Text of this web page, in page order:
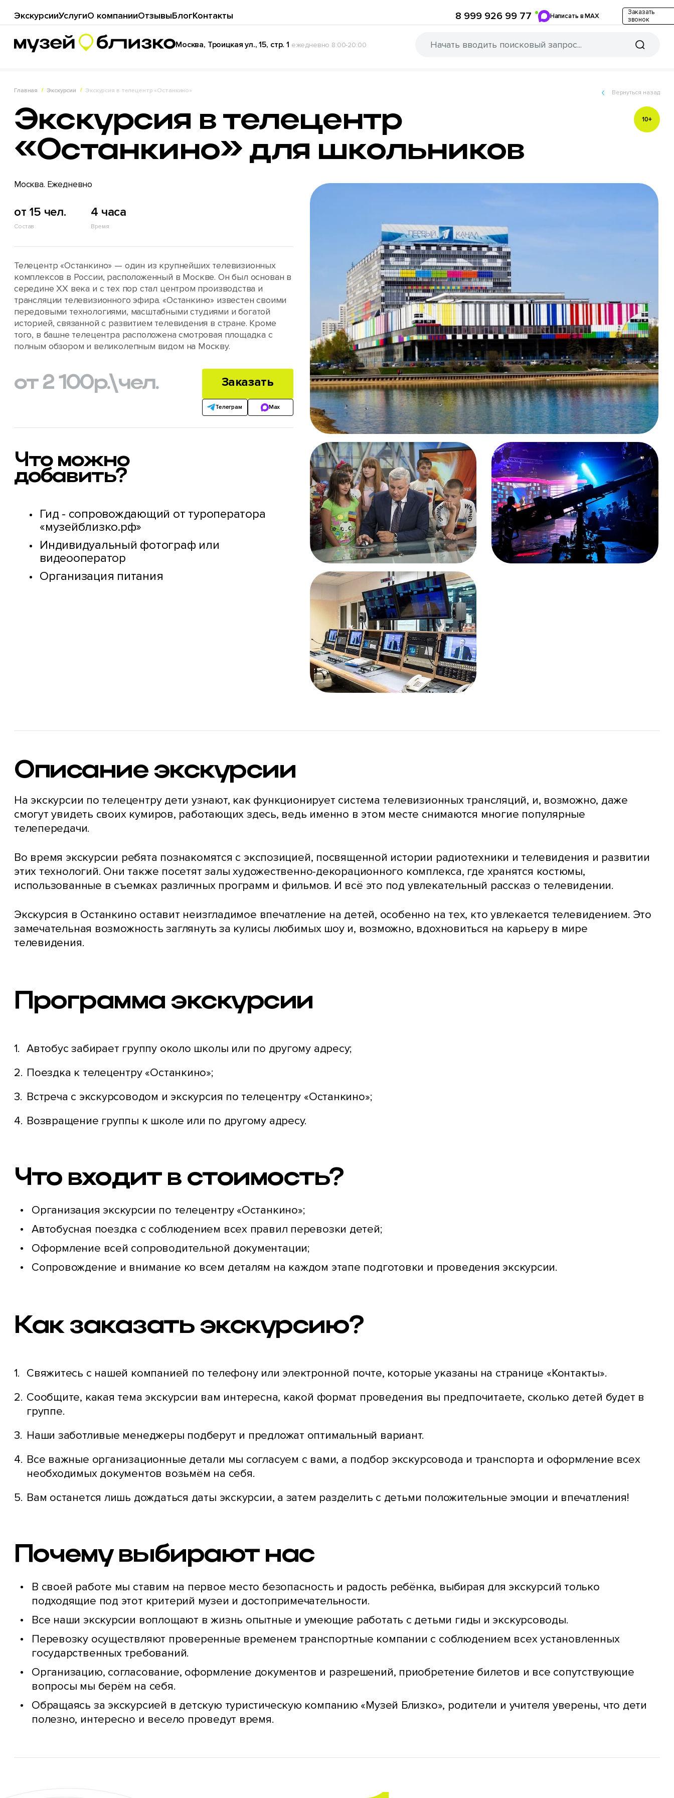
ЭкскурсииУслугиО компанииОтзывыБлогКонтакты 8 999 926 99 77 Написать в MAX
Заказать
звонок
Москва, Троицкая ул., 15, стр. 1 ежедневно 8:00-20:00
Главная Экскурсии Экскурсия в телецентр «Останкино» Вернуться назад
Экскурсия в телецентр
«Останкино» для школьников
10+
Москва. Ежедневно
от 15 чел.
Состав
4 часа
Время
Телецентр «Останкино» — один из крупнейших телевизионных
комплексов в России, расположенный в Москве. Он был основан в
середине XX века и с тех пор стал центром производства и
трансляции телевизионного эфира. «Останкино» известен своими
передовыми технологиями, масштабными студиями и богатой
историей, связанной с развитием телевидения в стране. Кроме
того, в башне телецентра расположена смотровая площадка с
полным обзором и великолепным видом на Москву.
от 2 100р.\чел. Заказать
Телеграм Max
Что можно
добавить?
Гид - сопровождающий от туроператора
«музейблизко.рф»
Индивидуальный фотограф или
видеооператор
Организация питания
Описание экскурсии
На экскурсии по телецентру дети узнают, как функционирует система телевизионных трансляций, и, возможно, даже
смогут увидеть своих кумиров, работающих здесь, ведь именно в этом месте снимаются многие популярные
телепередачи.
Во время экскурсии ребята познакомятся с экспозицией, посвященной истории радиотехники и телевидения и развитии
этих технологий. Они также посетят залы художественно-декорационного комплекса, где хранятся костюмы,
использованные в съемках различных программ и фильмов. И всё это под увлекательный рассказ о телевидении.
Экскурсия в Останкино оставит неизгладимое впечатление на детей, особенно на тех, кто увлекается телевидением. Это
замечательная возможность заглянуть за кулисы любимых шоу и, возможно, вдохновиться на карьеру в мире
телевидения.
Программа экскурсии
Автобус забирает группу около школы или по другому адресу;
Поездка к телецентру «Останкино»;
Встреча с экскурсоводом и экскурсия по телецентру «Останкино»;
Возвращение группы к школе или по другому адресу.
Что входит в стоимость?
Организация экскурсии по телецентру «Останкино»;
Автобусная поездка с соблюдением всех правил перевозки детей;
Оформление всей сопроводительной документации;
Сопровождение и внимание ко всем деталям на каждом этапе подготовки и проведения экскурсии.
Как заказать экскурсию?
Свяжитесь с нашей компанией по телефону или электронной почте, которые указаны на странице «Контакты».
Сообщите, какая тема экскурсии вам интересна, какой формат проведения вы предпочитаете, сколько детей будет в
группе.
Наши заботливые менеджеры подберут и предложат оптимальный вариант.
Все важные организационные детали мы согласуем с вами, а подбор экскурсовода и транспорта и оформление всех
необходимых документов возьмём на себя.
Вам останется лишь дождаться даты экскурсии, а затем разделить с детьми положительные эмоции и впечатления!
Почему выбирают нас
В своей работе мы ставим на первое место безопасность и радость ребёнка, выбирая для экскурсий только
подходящие под этот критерий музеи и достопримечательности.
Все наши экскурсии воплощают в жизнь опытные и умеющие работать с детьми гиды и экскурсоводы.
Перевозку осуществляют проверенные временем транспортные компании с соблюдением всех установленных
государственных требований.
Организацию, согласование, оформление документов и разрешений, приобретение билетов и все сопутствующие
вопросы мы берём на себя.
Обращаясь за экскурсией в детскую туристическую компанию «Музей Близко», родители и учителя уверены, что дети
полезно, интересно и весело проведут время.